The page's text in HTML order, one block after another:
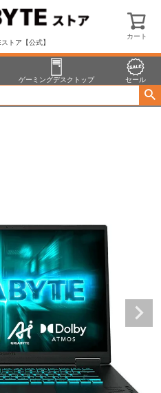
トア【公式】
カート
ゲーミングデスクトップ セール
A16 CVHI3JP894SH
GIGABYTE